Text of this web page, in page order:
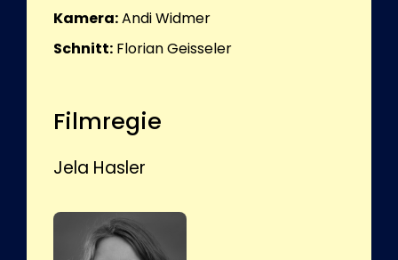
Kamera:Andi Widmer
Schnitt: Florian Geisseler
Filmregie
Jela Hasler